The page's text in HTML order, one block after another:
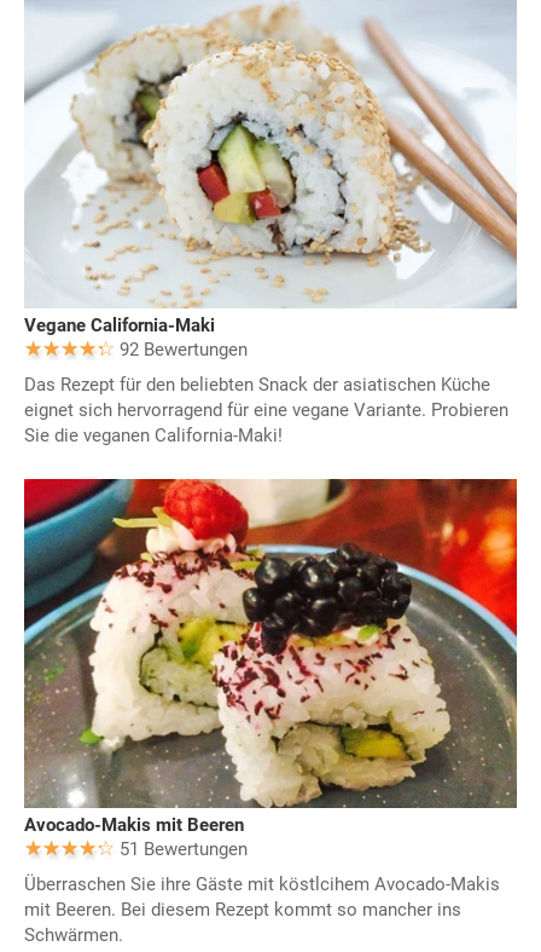
Vegane California-Maki
92 Bewertungen
Das Rezept für den beliebten Snack der asiatischen Küche
eignet sich hervorragend für eine vegane Variante. Probieren
Sie die veganen California-Maki!
Avocado-Makis mit Beeren
51 Bewertungen
Überraschen Sie ihre Gäste mit köstlcihem Avocado-Makis
mit Beeren. Bei diesem Rezept kommt so mancher ins
Schwärmen.